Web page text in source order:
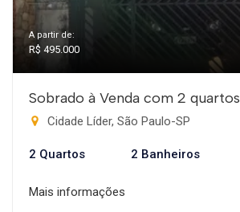
A partir de:
R$ 495.000
Sobrado à Venda com 2 quartos
Cidade Líder, São Paulo-SP
2 Quartos 2 Banheiros
Mais informações